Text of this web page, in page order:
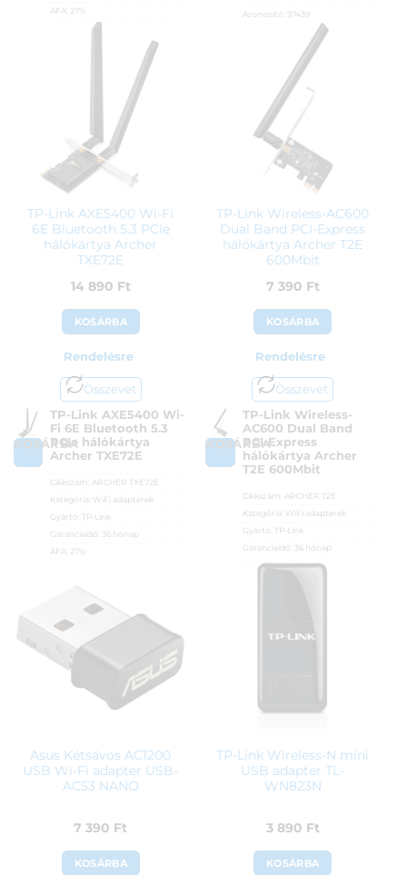
ÁFA:
27%
Azonosító:39163
Azonosító:
37439
TP-Link AXE5400 Wi-Fi
6E Bluetooth 5.3 PCIe
hálókártya Archer
TXE72E
14 890 Ft
KOSÁRBA
Rendelésre
Összevet
KOSÁRBA
TP-Link AXE5400 Wi-
Fi 6E Bluetooth 5.3
PCIe hálókártya
Archer TXE72E
Cikkszám:ARCHER TXE72E
Kategória: WiFi adapterek
Gyártó:
TP-Link
Garanciaidő: 36 hónap
ÁFA: 27%
Ft
TP-Link Wireless-AC600
Dual Band PCI-Express
hálókártya Archer T2E
600Mbit
7 390 Ft
KOSÁRBA
Rendelésre
Összevet
KOSÁRBA
TP-Link Wireless-
AC600 Dual Band
PCI-Express
hálókártya Archer
T2E 600Mbit
Cikkszám: ARCHER T2E
Kategória: WiFi adapterek
Gyártó:
TP-Link
Garanciaidő: 36 hónap
ÁFA:27%
Asus Kétsávos AC1200
USB Wi-Fi adapter USB-
AC53 NANO
7 390 Ft
KOSÁRBA
TP-Link Wireless-N mini
USB adapter TL-
WN823N
3 890 Ft
KOSÁRBA